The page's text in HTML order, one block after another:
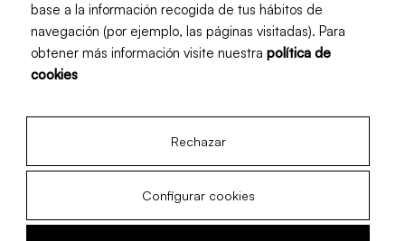
La feria de cerca
Un vistazo de cerca a la
base a la información recogida de tus hábitos de
navegación (por ejemplo, las páginas visitadas). Para
obtener más información visite nuestra política de
cookies
Rechazar
Configurar cookies